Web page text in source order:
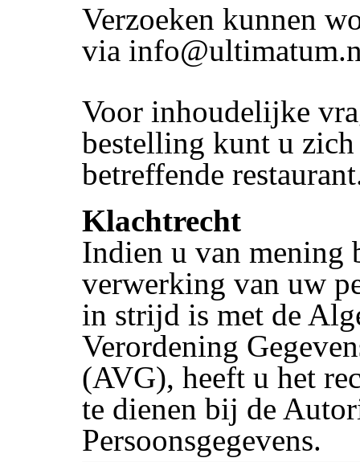
Verzoeken kunnen
via
Voor inhoudelijke
bestelling kunt u
betreffende
Klachtrecht
Indien u van mening
verwerking van uw
in strijd is met de
Verordening
(AVG), heeft u het
te dienen bij de
Persoonsgegevens.